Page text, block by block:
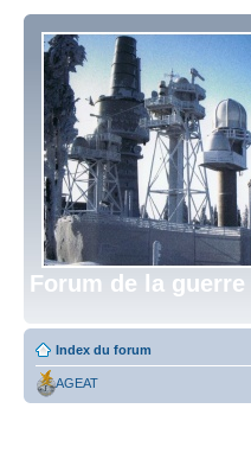
Forum de la
Index du forum
AGEAT